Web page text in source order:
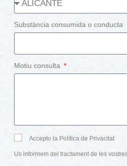
Substància consumida o conducta
Motiu consulta
Accepto la Política de Privacitat
Us informem del tractament de les